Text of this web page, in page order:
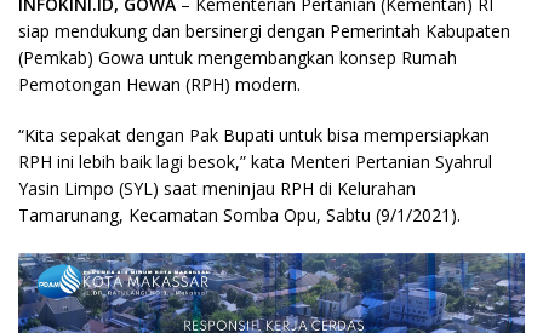
siap mendukung dan bersinergi dengan Pemerintah Kabupaten
(Pemkab) Gowa untuk mengembangkan konsep Rumah
Pemotongan Hewan (RPH) modern.
“Kita sepakat dengan Pak Bupati untuk bisa mempersiapkan
RPH ini lebih baik lagi besok,” kata Menteri Pertanian Syahrul
Yasin Limpo (SYL) saat meninjau RPH di Kelurahan
Tamarunang, Kecamatan Somba Opu, Sabtu (9/1/2021).